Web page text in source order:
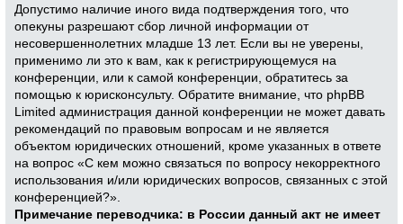
Допустимо наличие иного вида подтверждения того, что
опекуны разрешают сбор личной информации от
несовершеннолетних младше 13 лет. Если вы не уверены,
применимо ли это к вам, как к регистрирующемуся на
конференции, или к самой конференции, обратитесь за
помощью к юрисконсульту. Обратите внимание, что phpBB
Limited администрация данной конференции не может давать
рекомендаций по правовым вопросам и не является
объектом юридических отношений, кроме указанных в ответе
на вопрос «С кем можно связаться по вопросу некорректного
использования и/или юридических вопросов, связанных с этой
конференцией?».
Примечание переводчика: в России данный акт не имеет